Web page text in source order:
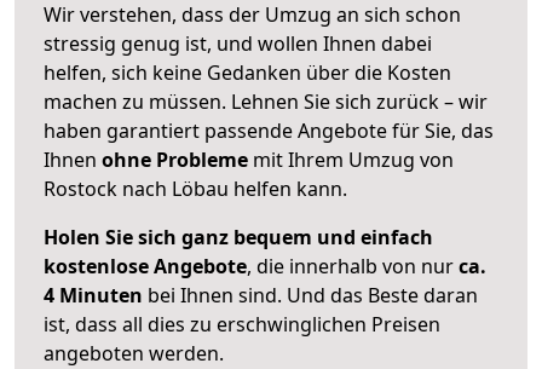
Wir verstehen, dass der Umzug an sich schon
stressig genug ist, und wollen Ihnen dabei
helfen, sich keine Gedanken über die Kosten
machen zu müssen. Lehnen Sie sich zurück – wir
haben garantiert passende Angebote für Sie, das
Ihnen ohne Probleme mit Ihrem Umzug von
Rostock nach Löbau helfen kann.
Holen Sie sich ganz bequem und einfach
kostenlose Angebote, die innerhalb von nurca.
4 Minuten bei Ihnen sind. Und das Beste daran
ist, dass all dies zu erschwinglichen Preisen
angeboten werden.